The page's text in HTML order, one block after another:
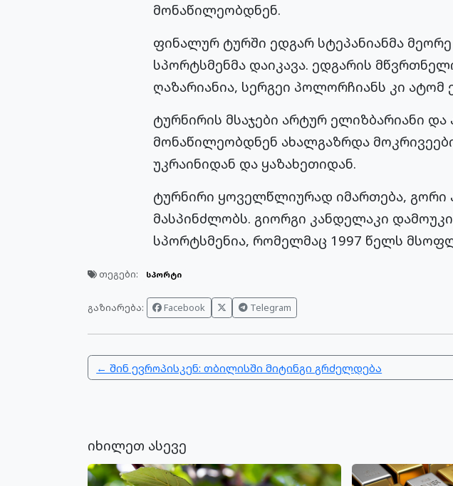
მონაწილეობდნენ.
ფინალურ ტურში ედგარ სტეპანიანმა
სპორტსმენმა დაიკავა. ედგარის
ღაზარიანია, სერგეი პოლორჩიანს კი ატომ
ტურნირის მსაჯები არტურ ელიზბარიანი
მონაწილეობდნენ ახალგაზრდა
უკრაინიდან და ყაზახეთიდან.
ტურნირი ყოველწლიურად იმართება, გორი
მასპინძლობს. გიორგი კანდელაკი
სპორტსმენია, რომელმაც 1997 წელს
თეგები: სპორტი
გაზიარება: Facebook Telegram
← შინ ევროპისკენ: თბილისში მიტინგი გრძელდება
იხილეთ ასევე